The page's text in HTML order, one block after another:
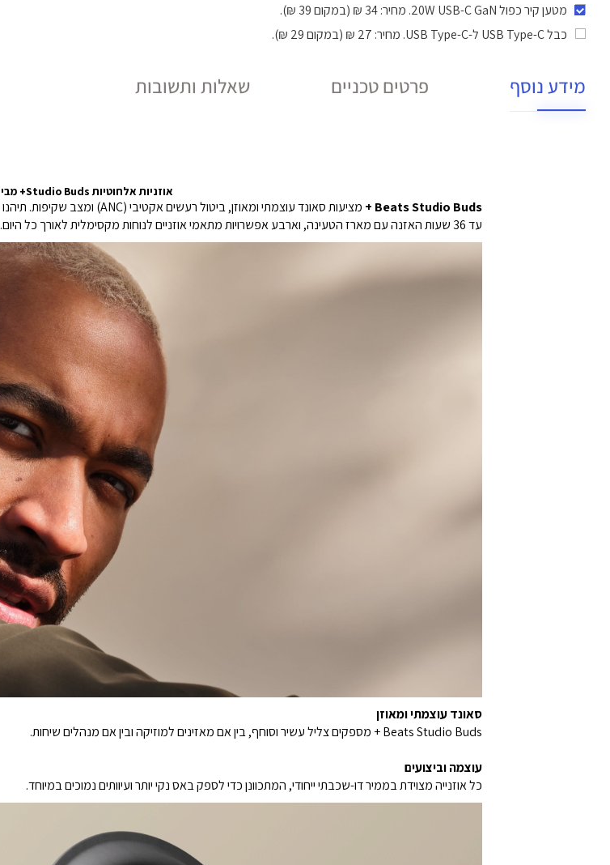
מטען קיר כפול 20W USB-C GaN
. מחיר: 34 ₪ (במקום 39 ₪).
כבל USB Type-C ל-USB Type-C
. מחיר: 27 ₪ (במקום 29 ₪).
מידע נוסף פרטים טכניים שאלות ותשובות
אוזניות אלחוטיות Studio Buds+ מבית Beats
Beats Studio Buds + מציעות סאונד עוצמתי ומאוזן, ביטול רעשים אקטיבי (ANC) ומצב שקיפות.
עד 36 שעות האזנה עם מארז הטעינה,
וארבע אפשרויות מתאמי אוזניים לנוחות מקסימלית לאורך כל היום.
סאונד עוצמתי ומאוזן
Beats Studio Buds + מספקים צליל עשיר וסוחף, בין אם מאזינים למוזיקה ובין אם מנהלים שיחות.
עוצמה וביצועים
כל אוזנייה מצוידת בממיר דו-שכבתי ייחודי, המתכוונן כדי לספק באס נקי יותר ועיוותים נמוכים במיוחד.